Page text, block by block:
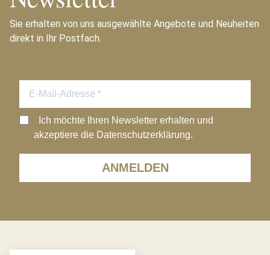
Sie erhalten von uns ausgewählte Angebote und Neuheiten
direkt in Ihr Postfach.
ANMELDEN
Ich möchte Ihren Newsletter erhalten und
akzeptiere die Datenschutzerklärung.